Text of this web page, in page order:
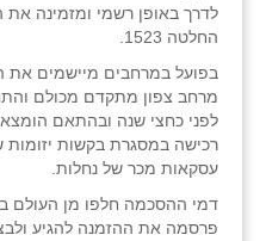
לדרך באופן רשמי ומזמינה את
החלטה 1523.
בפועל במרחבים מיישמים את
מרחב צפון מתקדם מכולם
לפני כחצי שנה ובהתאם
רכישה במסגרת בקשות יזומות
עסקאות מכר של נחלות.
דמי ההסכמה חלפו מן העולם
פרסמה את ההזמנה להגיע